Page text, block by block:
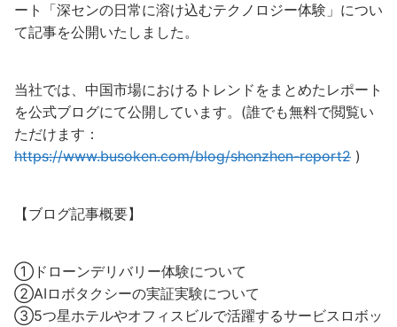
ート「深センの日常に溶け込むテクノロジー体験」につい
て記事を公開いたしました。
当社では、中国市場におけるトレンドをまとめたレポート
を公式ブログにて公開しています。(誰でも無料で閲覧い
ただけます：
https://www.busoken.com/blog/shenzhen-report2 )
【ブログ記事概要】
①ドローンデリバリー体験について
②AIロボタクシーの実証実験について
③5つ星ホテルやオフィスビルで活躍するサービスロボッ